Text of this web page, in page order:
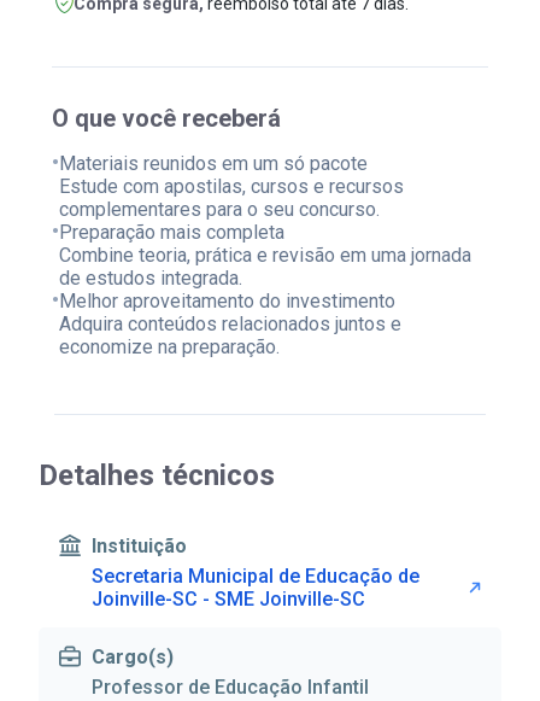
O que você receberá
•Materiais reunidos em um só pacote
Estude com apostilas, cursos e recursos
complementares para o seu concurso.
•Preparação mais completa
Combine teoria, prática e revisão em uma jornada
de estudos integrada.
•Melhor aproveitamento do investimento
Adquira conteúdos relacionados juntos e
economize na preparação.
Detalhes técnicos
Instituição
Secretaria Municipal de Educação de
Joinville-SC - SME Joinville-SC
Cargo(s)
Professor de Educação Infantil